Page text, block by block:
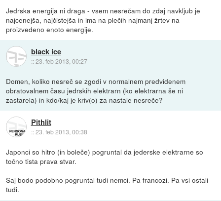
Jedrska energija ni draga - vsem nesrečam do zdaj navkljub je
najcenejša, najčistejša in ima na plečih najmanj žrtev na
proizvedeno enoto energije.
black ice
::23. feb 2013, 00:27
Domen, koliko nesreč se zgodi v normalnem predvidenem
obratovalnem času jedrskih elektrarn (ko elektrarna še ni
zastarela) in kdo/kaj je kriv(o) za nastale nesreče?
Pithlit
::23. feb 2013, 00:38
Japonci so hitro (in boleče) pogruntal da jederske elektrarne so
točno tista prava stvar.
Saj bodo podobno pogruntal tudi nemci. Pa francozi. Pa vsi ostali
tudi.